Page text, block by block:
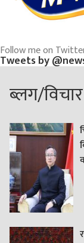
Follow me on
Tweets by
ब्लग/विचार